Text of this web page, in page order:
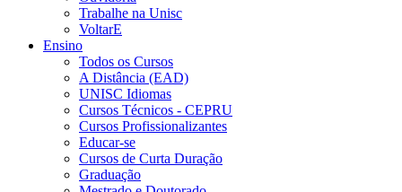
Trabalhe na Unisc
VoltarE
Ensino
Todos os Cursos
A Distância (EAD)
UNISC Idiomas
Cursos Técnicos - CEPRU
Cursos Profissionalizantes
Educar-se
Cursos de Curta Duração
Graduação